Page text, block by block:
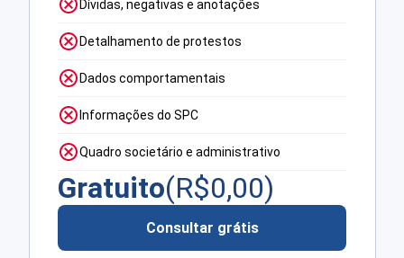
Dívidas, negativas e anotações
Detalhamento de protestos
Dados comportamentais
Informações do SPC
Quadro societário e administrativo
Gratuito(R$0,00)
Consultar grátis